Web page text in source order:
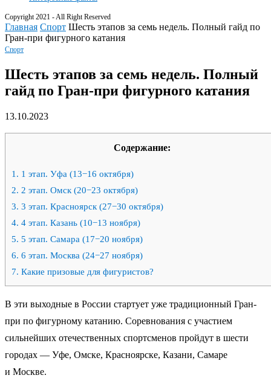
Copyright 2021 - All Right Reserved
Главная Спорт Шесть этапов за семь недель. Полный гайд по
Гран-при фигурного катания
Спорт
Шесть этапов за семь недель. Полный
гайд по Гран-при фигурного катания
13.10.2023
Содержание:
1. 1 этап. Уфа (13−16 октября)
2. 2 этап. Омск (20−23 октября)
3. 3 этап. Красноярск (27−30 октября)
4. 4 этап. Казань (10−13 ноября)
5. 5 этап. Самара (17−20 ноября)
6. 6 этап. Москва (24−27 ноября)
7. Какие призовые для фигуристов?
В эти выходные в России стартует уже традиционный Гран-
при по фигурному катанию. Соревнования с участием
сильнейших отечественных спортсменов пройдут в шести
городах — Уфе, Омске, Красноярске, Казани, Самаре
и Москве.